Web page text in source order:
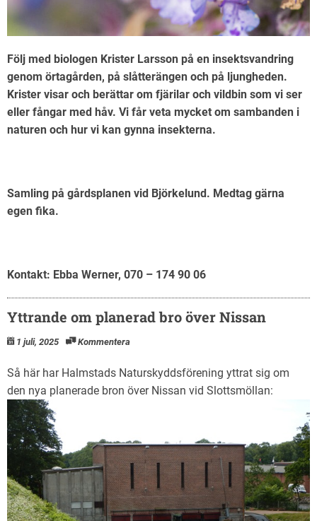
Följ med biologen Krister Larsson på en insektsvandring
genom örtagården, på slåtterängen och på ljungheden.
Krister visar och berättar om fjärilar och vildbin som vi ser
eller fångar med håv. Vi får veta mycket om sambanden i
naturen och hur vi kan gynna insekterna.
Samling på gårdsplanen vid Björkelund. Medtag gärna
egen fika.
Kontakt: Ebba Werner, 070 – 174 90 06
Yttrande om planerad bro över Nissan
1 juli, 2025 Kommentera
Så här har Halmstads Naturskyddsförening yttrat sig om
den nya planerade bron över Nissan vid Slottsmöllan: